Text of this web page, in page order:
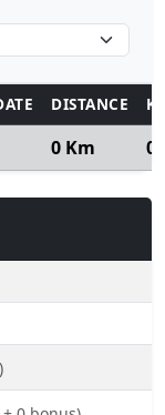
DISTANCE
0 Km 0